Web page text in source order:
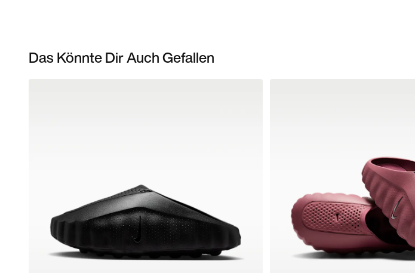
Das Könnte Dir Auch Gefallen